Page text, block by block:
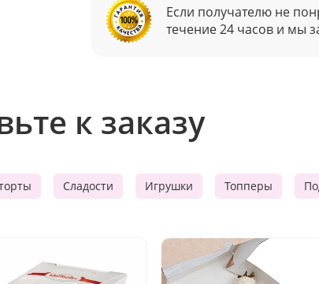
Если получателю не
течение 24 часов и мы
к заказу
Сладости Игрушки Топперы